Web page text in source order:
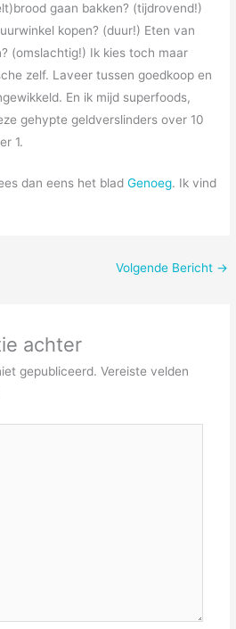
gaan bakken? (tijdrovend!)
kopen? (duur!) Eten van
(omslachtig!) Ik kies toch maar
zelf. Laveer tussen goedkoop en
En ik mijd superfoods,
gehypte geldverslinders over 10
1.
dan eens het bladGenoeg. Ik vind
Volgende Bericht →
achter
gepubliceerd. Vereiste velden